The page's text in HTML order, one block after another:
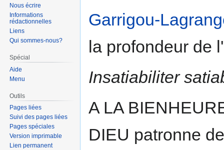
à
navigation
à
recherche
Garrigou-
la profondeur de
Insatiabiliter
A LA
DIEU patronne
Nous écrire
Informations
rédactionnelles
Liens
Qui sommes-nous?
Spécial
Aide
Menu
Outils
Pages liées
Suivi des pages liées
Pages spéciales
Version imprimable
Lien permanent